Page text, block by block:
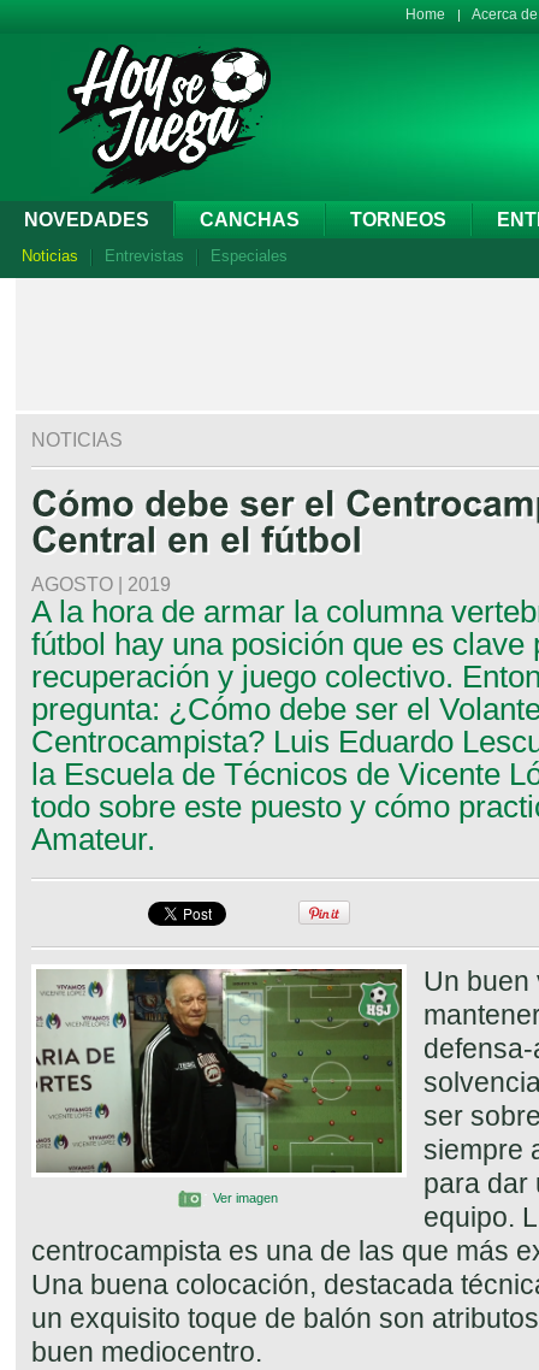
Home Acerca
NOVEDADES CANCHAS TORNEOS
Noticias Entrevistas Especiales
NOTICIAS
AGOSTO | 2019
A la hora de armar la columna
fútbol hay una posición que es clave
recuperación y juego colectivo.
pregunta: ¿Cómo debe ser el
Centrocampista? Luis Eduardo
la Escuela de Técnicos de Vicente
todo sobre este puesto y cómo
Amateur.
Ver imagen
Un buen
ser
siempre
para dar
equipo.
centrocampista es una de las que más
Una buena colocación, destacada
un exquisito toque de balón son
buen mediocentro.